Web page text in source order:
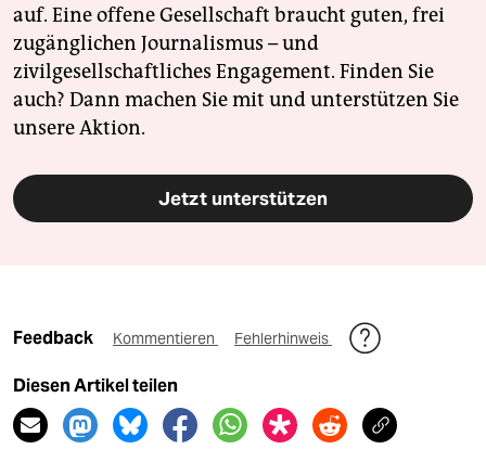
auf. Eine offene Gesellschaft braucht guten, frei
zugänglichen Journalismus – und
zivilgesellschaftliches Engagement. Finden Sie
auch? Dann machen Sie mit und unterstützen Sie
unsere Aktion.
Jetzt unterstützen
Feedback Kommentieren Fehlerhinweis
Diesen Artikel teilen